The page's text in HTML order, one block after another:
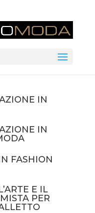
IN
IN
FASHION
E IL
PER